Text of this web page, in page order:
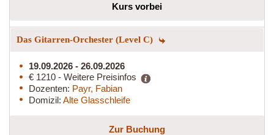
Kurs vorbei
Das Gitarren-Orchester (Level C)
19.09.2026 - 26.09.2026
€ 1210 - Weitere Preisinfos
Dozenten: Payr, Fabian
Domizil: Alte Glasschleife
Zur Buchung